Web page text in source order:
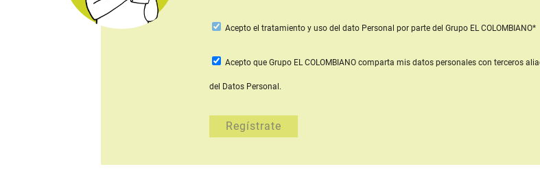
Aceptoel tratamiento y uso del dato Personal por parte del Grupo EL COLOMBIANO*
Acepto que Grupo EL COLOMBIANO comparta mis datos personales con terceros
del Datos Personal.